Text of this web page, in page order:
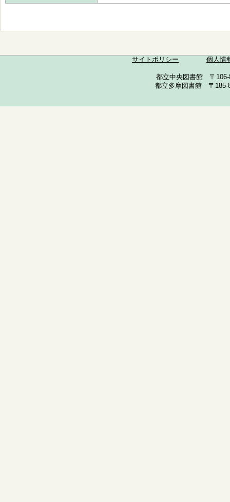
サイトポリシー 個人情
都立中央図書館 〒
都立多摩図書館 〒185-